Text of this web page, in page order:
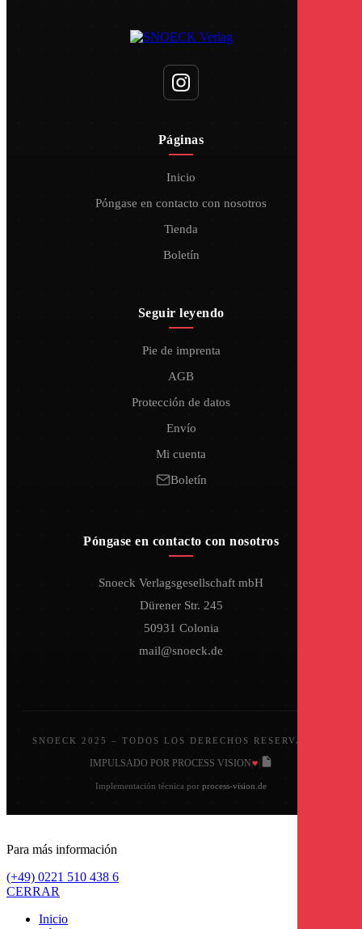
Páginas
Inicio
Póngase en contacto con nosotros
Tienda
Boletín
Seguir leyendo
Pie de imprenta
AGB
Protección de datos
Envío
Mi cuenta
Boletín
Póngase en contacto con nosotros
Snoeck Verlagsgesellschaft mbH
Dürener Str. 245
50931 Colonia
mail@snoeck.de
SNOECK 2025 – TODOS LOS DERECHOS RESERVADOS.
IMPULSADO POR PROCESS VISION|♥|
Implementación técnica por process-vision.de
Para más información
(+49) 0221 510 438 6
CERRAR
Inicio